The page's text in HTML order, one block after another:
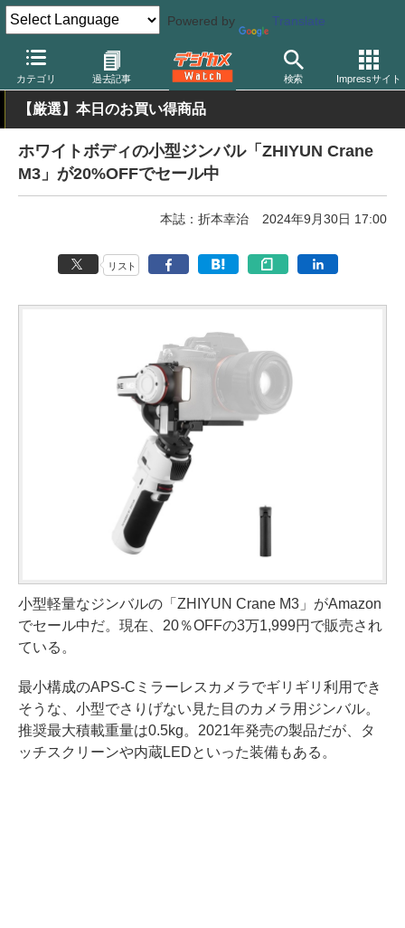
Powered by Translate
カテゴリ 過去記事 検索 Impressサイト
デジカメ Watch 撮影用品 ジンバル
【厳選】本日のお買い得商品
ホワイトボディの小型ジンバル「ZHIYUN Crane
M3」が20%OFFでセール中
本誌：折本幸治 2024年9月30日 17:00
リスト
小型軽量なジンバルの「ZHIYUN Crane M3」がAmazon
でセール中だ。現在、20％OFFの3万1,999円で販売され
ている。
最小構成のAPS-Cミラーレスカメラでギリギリ利用でき
そうな、小型でさりげない見た目のカメラ用ジンバル。
推奨最大積載重量は0.5kg。2021年発売の製品だが、タ
ッチスクリーンや内蔵LEDといった装備もある。